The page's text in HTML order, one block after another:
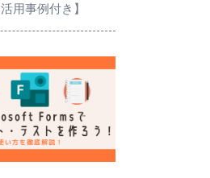
用事例付き】